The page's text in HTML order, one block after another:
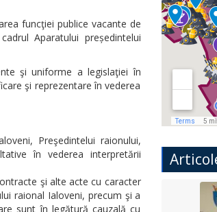
funcţiei publice vacante de
Aparatului președintelui
şi uniforme a legislaţiei în
şi reprezentare în vederea
Preşedintelui raionului,
în vederea interpretării
şi alte acte cu caracter
raional Ialoveni, precum şi a
sunt în legătură cauzală cu